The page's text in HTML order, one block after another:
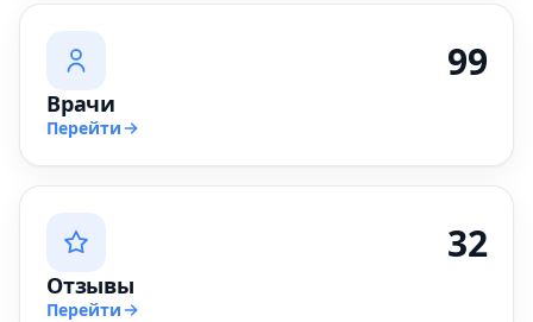
99
Врачи
Перейти
32
Отзывы
Перейти